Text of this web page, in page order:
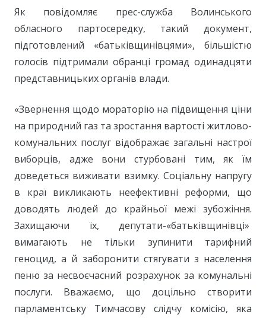
Як повідомляє прес-служба Волинського
обласного партосередку, такий документ,
підготовлений «батьківщинівцями», більшістю
голосів підтримали обранці громад одинадцяти
представницьких органів влади.
«Звернення щодо мораторію на підвищення ціни
на природний газ та зростання вартості житлово-
комунальних послуг відображає загальні настрої
виборців, адже вони стурбовані тим, як їм
доведеться виживати взимку. Соціальну напругу
в краї викликають неефективні реформи, що
доводять людей до крайньої межі зубожіння.
Захищаючи їх, депутати-«батьківщинівці»
вимагають не тільки зупинити тарифний
геноцид, а й заборонити стягувати з населення
пеню за несвоєчасний розрахунок за комунальні
послуги. Вважаємо, що доцільно створити
парламентську Тимчасову слідчу комісію, яка